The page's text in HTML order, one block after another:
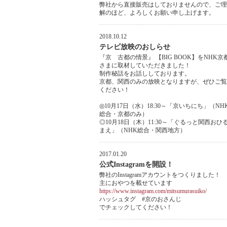
弊社から直接販売はしておりませんので、ご理
解のほど、よろしくお願い申し上げます。
2018.10.12
テレビ放映のおしらせ
『京 古都の情景』 【BIG BOOK】をNHK京
さまに取材していただきました！
制作秘話をお話ししております。
京都、関西のみの放映となりますが、ぜひご覧
ください！
◎10月17日（水）18:30～「京いちにち」（
総合・京都のみ）
◎10月18日（木）11:30～「ぐるっと関西おひ
まえ」（NHK総合・関西地方）
2017.01.20
公式Instagramを開設！
弊社のInstagramアカウントをつくりました！
主におやつを載せています
https://www.instagram.com/mitsumurasuiko/
ハッシュタグ #京のおさんじ
でチェックしてください！